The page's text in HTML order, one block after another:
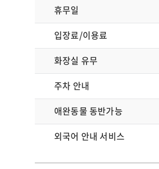
휴무일
입장료/이용료
화장실 유무
주차 안내
애완동물 동반가능
외국어 안내 서비스